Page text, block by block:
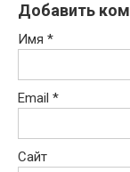
Добавить
Имя *
Email *
Сайт